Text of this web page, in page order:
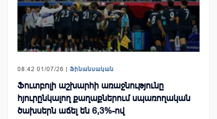
08:42 01/07/26 | Ֆինանսական
Ֆուտբոլի աշխարհի առաջնությունը
հյուրընկալող քաղաքներում սպառողական
ծախսերն աճել են 6,3%-ով